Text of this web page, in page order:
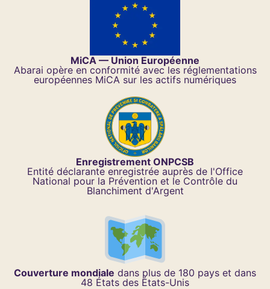
MiCA — Union Européenne
Abarai opère en conformité avec les réglementations
européennes MiCA sur les actifs numériques
Enregistrement ONPCSB
Entité déclarante enregistrée auprès de l'Office
National pour la Prévention et le Contrôle du
Blanchiment d'Argent
Couverture mondiale dans plus de 180 pays et dans
48 États des États-Unis